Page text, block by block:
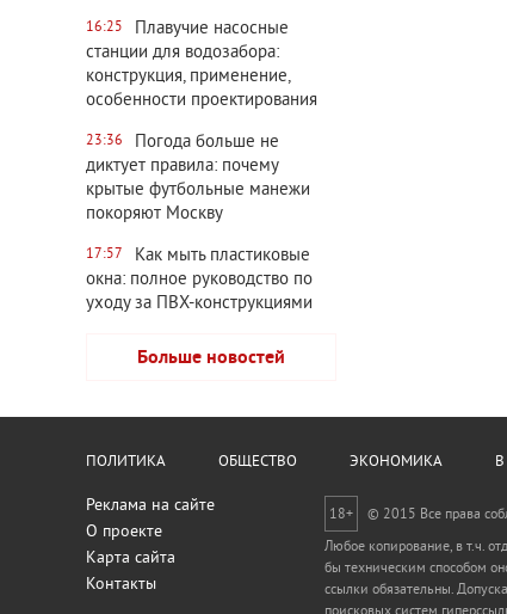
16:25
Плавучие насосные
станции для водозабора:
конструкция, применение,
особенности проектирования
23:36
Погода больше не
диктует правила: почему
крытые футбольные манежи
покоряют Москву
17:57
Как мыть пластиковые
окна: полное руководство по
уходу за ПВХ-конструкциями
Больше новостей
ПОЛИТИКА ОБЩЕСТВО ЭКОНОМИКА
Реклама на сайте
О проекте
Карта сайта
Контакты
18+
© 2015 Все права
Любое копирование, в т.ч.
бы техническим способом
ссылки обязательны.